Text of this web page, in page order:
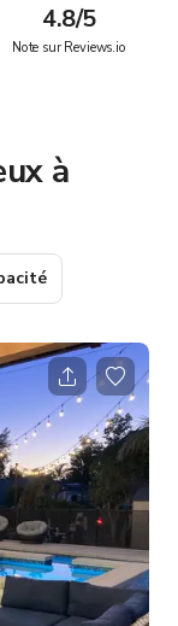
4.8/5
Note sur Reviews.io
à